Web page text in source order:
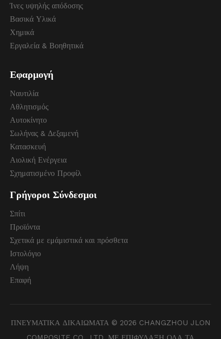
Ίνες υψηλής απόδοσης
Βασικά Υλικά
Χημικά
Εργαλεία & Βοηθητικά
Εφαρμογή
Ναυτιλία
Αθλητισμός
Αυτοκίνητο
Σωλήνας & Δεξαμενή
Κατασκευή
Αιολική Ενέργεια
Σχηματισμένο Προφίλ
Γρήγοροι Σύνδεσμοι
Σπίτι
Προϊόντα
Σχετικά με εμάμιστικά και πρόσθετα
Ιστολόγιο
Λήψη
Επαφή
ΠΝΕΥΜΑΤΙΚΑ ΔΙΚΑΙΩΜΑΤΑ © 2026 CHANGZHOU JLON